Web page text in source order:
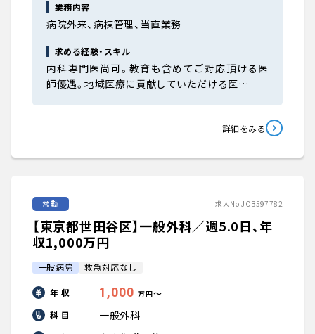
業務内容
病院外来、病棟管理、当直業務
求める経験・スキル
内科専門医尚可。教育も含めてご対応頂ける医
師優遇。地域医療に貢献していただける医…
詳細をみる
常勤 求人No.JOB597782
【東京都世田谷区】一般外科／週5.0日、年
収1,000万円
一般病院 救急対応なし
年 収 1,000 万円〜
科 目
一般外科